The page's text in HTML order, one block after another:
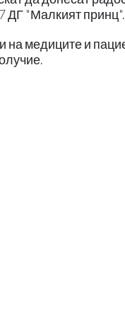
ДГ "Малкият принц".
на медиците и